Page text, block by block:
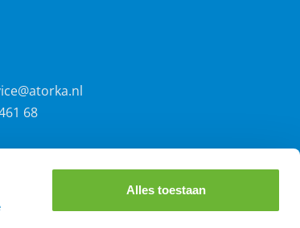
Alles toestaan
68